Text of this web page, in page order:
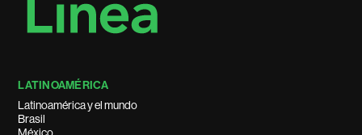
LATINOAMÉRICA
Latinoamérica y el mundo
Brasil